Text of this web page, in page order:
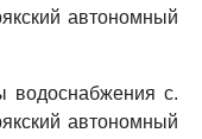
автономный
водоснабжения с.
автономный